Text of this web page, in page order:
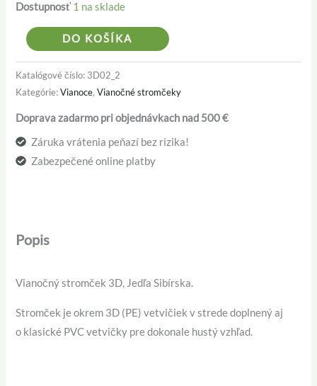
Dostupnosť 1 na sklade
DO KOŠÍKA Alternative:
Katalógové číslo: 3D02_2
Kategórie:Vianoce,Vianočné stromčeky
Doprava zadarmo pri objednávkach nad 500 €
Záruka vrátenia peňazí bez rizika!
Zabezpečené online platby
Popis
Vianočný stromček 3D, Jedľa Sibírska.
Stromček je okrem 3D (PE) vetvičiek v strede doplnený aj
o klasické PVC vetvičky pre dokonale hustý vzhľad.